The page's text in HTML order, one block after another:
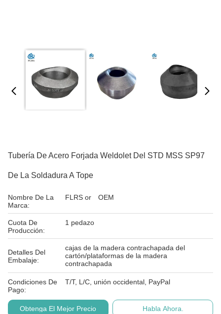
Tubería De Acero Forjada Weldolet Del STD MSS SP97
De La Soldadura A Tope
Nombre De La
Marca:
FLRS or OEM
Cuota De
Producción:
1 pedazo
Detalles Del
Embalaje:
cajas de la madera contrachapada del
cartón/plataformas de la madera
contrachapada
Condiciones De
Pago:
T/T, L/C, unión occidental, PayPal
Obtenga El Mejor Precio Habla Ahora.